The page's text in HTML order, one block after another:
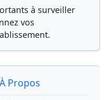
à surveiller
vos
À Propos